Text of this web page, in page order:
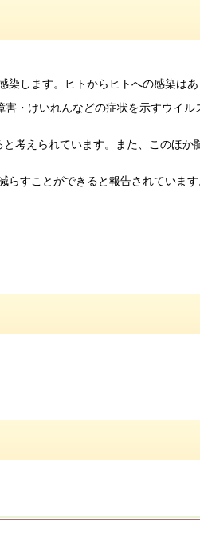
します。ヒトからヒトへの感染はあ
・けいれんなどの症状を示すウイル
考えられています。また、このほか
すことができると報告されています